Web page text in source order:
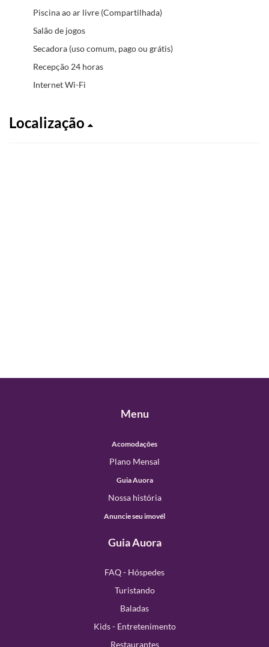
Piscina ao ar livre (Compartilhada)
Salão de jogos
Secadora (uso comum, pago ou grátis)
Recepção 24 horas
Internet Wi-Fi
Localização
Menu
Acomodações
Plano Mensal
Guia Auora
Nossa história
Anuncie seu imovél
Guia Auora
FAQ - Hóspedes
Turistando
Baladas
Kids - Entretenimento
Restaurantes